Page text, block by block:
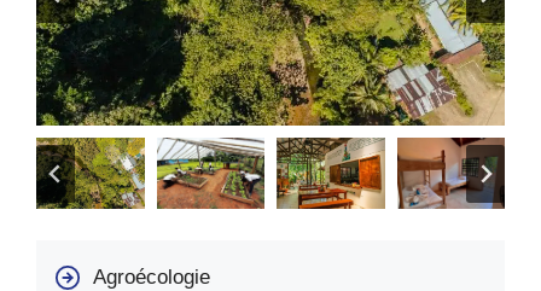
Agroécologie